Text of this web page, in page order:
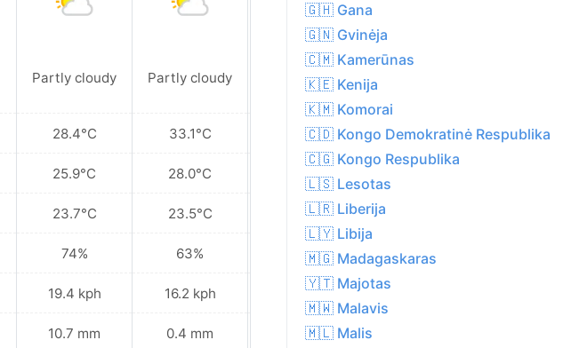
Partly cloudy
28.4°C
25.9°C
23.7°C
74%
19.4 kph
10.7 mm
Partly cloudy
33.1°C
28.0°C
23.5°C
63%
16.2 kph
0.4 mm
Sunny
33.9°C
29.0°C
25.6°C
62%
13.0 kph
0.3 mm
🇬🇭 Gana
🇬🇳 Gvinėja
🇨🇲 Kamerūnas
🇰🇪 Kenija
🇰🇲 Komorai
🇨🇩 Kongo Demokratinė Respublika
🇨🇬 Kongo Respublika
🇱🇸 Lesotas
🇱🇷 Liberija
🇱🇾 Libija
🇲🇬 Madagaskaras
🇾🇹 Majotas
🇲🇼 Malavis
🇲🇱 Malis